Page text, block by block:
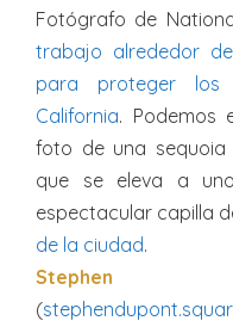
Fotógrafo de
trabajo alrededor
para proteger los
California. Podemos
foto de una
que se eleva a
espectacular capilla
de la ciudad.
(